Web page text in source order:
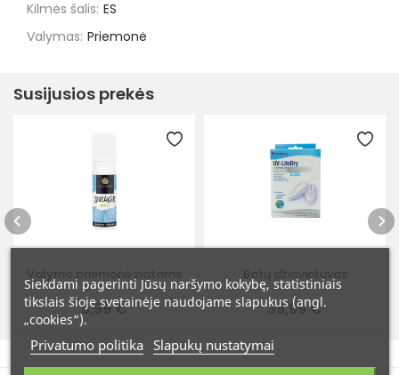
Kilmės šalis: ES
Valymas: Priemonė
Susijusios prekės
6,99 € 39,99 €
Siekdami pagerinti Jūsų naršymo kokybę, statistiniais
tikslais šioje svetainėje naudojame slapukus (angl.
„cookies“).
Privatumo politika Slapukų nustatymai